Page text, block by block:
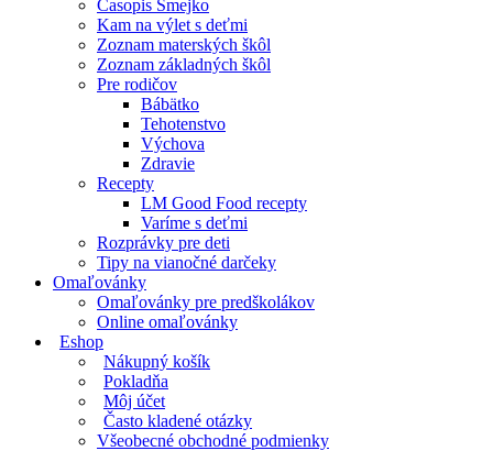
Časopis Smejko
Kam na výlet s deťmi
Zoznam materských škôl
Zoznam základných škôl
Pre rodičov
Bábätko
Tehotenstvo
Výchova
Zdravie
Recepty
LM Good Food recepty
Varíme s deťmi
Rozprávky pre deti
Tipy na vianočné darčeky
Omaľovánky
Omaľovánky pre predškolákov
Online omaľovánky
Eshop
Nákupný košík
Pokladňa
Môj účet
Často kladené otázky
Všeobecné obchodné podmienky